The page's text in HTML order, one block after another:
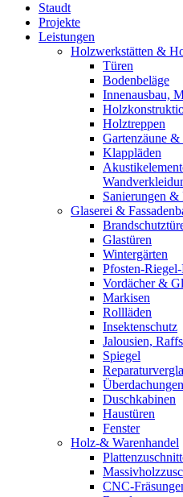
Staudt
Projekte
Leistungen
Holzwerkstätten &
Türen
Bodenbeläge
Innenausbau,
Holztreppen
Gartenzäune &
Klappläden
Sanierungen &
Glaserei &
Glastüren
Wintergärten
Pfosten-Riegel-
Vordächer &
Markisen
Rollläden
Insektenschutz
Jalousien,
Spiegel
Überdachungen
Duschkabinen
Haustüren
Fenster
Holz-& Warenhandel
CNC-